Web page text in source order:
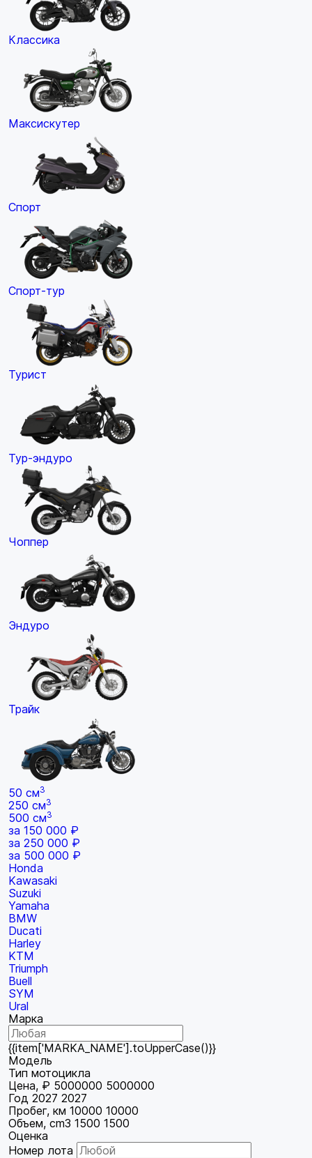
Классика
Максискутер
Спорт
Спорт-тур
Турист
Тур-эндуро
Чоппер
Эндуро
Трайк
50 см3
250 см3
500 см3
за 150 000 ₽
за 250 000 ₽
за 500 000 ₽
Honda
Kawasaki
Suzuki
Yamaha
BMW
Ducati
Harley
KTM
Triumph
Buell
SYM
Ural
Марка
{{item['MARKA_NAME'].toUpperCase()}}
Модель
Тип мотоцикла
Цена, ₽ 5000000 5000000
Год 2027 2027
Пробег, км 10000 10000
Объем, cm3 1500 1500
Оценка
Номер лота